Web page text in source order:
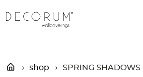
shop SPRING SHADOWS
Save